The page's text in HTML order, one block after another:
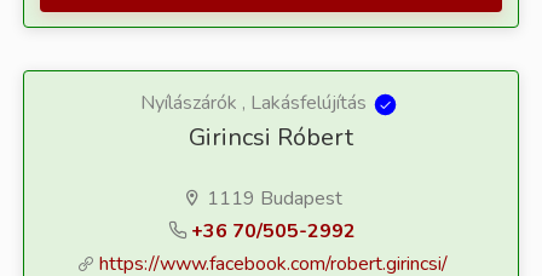
Nyílászárók , Lakásfelújítás
Girincsi Róbert
1119 Budapest
+36 70/505-2992
https://www.facebook.com/robert.girincsi/